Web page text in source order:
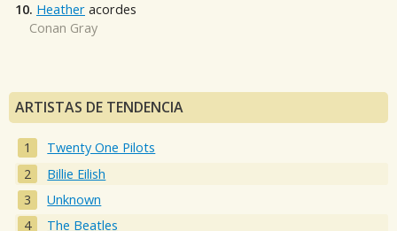
10. Heather acordes
Conan Gray
ARTISTAS DE TENDENCIA
Twenty One Pilots
Billie Eilish
Unknown
The Beatles